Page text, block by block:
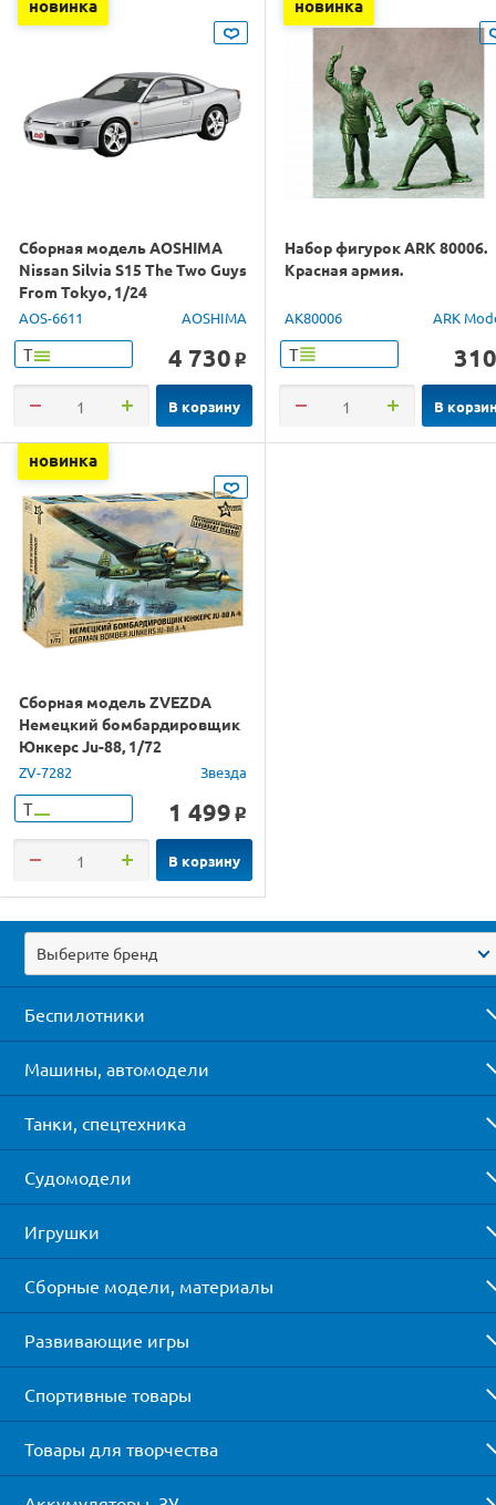
новинка
Сборная модель AOSHIMA
Nissan Silvia S15 The Two Guys
From Tokyo, 1/24
AOS-6611 AOSHIMA
Т 4 730 o
В корзину
новинка
Набор фигурок ARK 80006.
Красная армия.
AK80006 ARK
Т 310
В
новинка
Сборная модель ZVEZDA
Немецкий бомбардировщик
Юнкерс Ju-88, 1/72
ZV-7282 Звезда
Т 1 499 o
В корзину
Выберите бренд
Беспилотники
Машины, автомодели
Танки, спецтехника
Судомодели
Игрушки
Сборные модели, материалы
Развивающие игры
Спортивные товары
Товары для творчества